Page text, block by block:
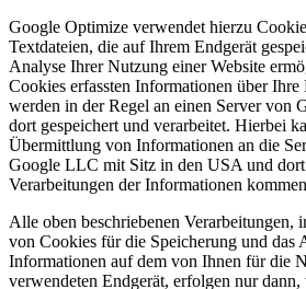
Google Optimize verwendet hierzu
Textdateien, die auf Ihrem Endgerät
Analyse Ihrer Nutzung einer Website
Cookies erfassten Informationen über
werden in der Regel an einen Server von
dort gespeichert und verarbeitet. Hierbei
Übermittlung von Informationen an die
Google LLC mit Sitz in den USA und
Verarbeitungen der Informationen
Alle oben beschriebenen Verarbeitungen,
von Cookies für die Speicherung und das
Informationen auf dem von Ihnen für die
verwendeten Endgerät, erfolgen nur